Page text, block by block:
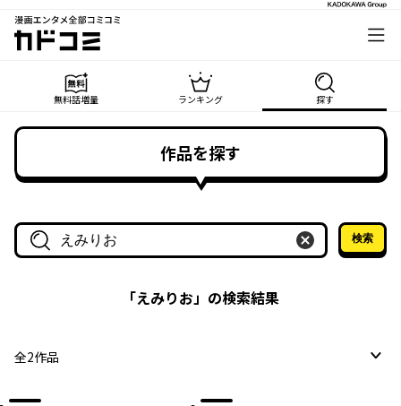
漫画エンタメ全部コミコミ
カドコミ
無料話増量 ランキング 探す
作品を探す
作品名・作家名で探す
検索
「えみりお」の検索結果
全2作品